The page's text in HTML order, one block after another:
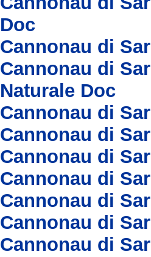
Doc
Cannonau di
Cannonau di
Naturale Doc
Cannonau di
Cannonau di
Cannonau di
Cannonau di
Cannonau di
Cannonau di
Cannonau di